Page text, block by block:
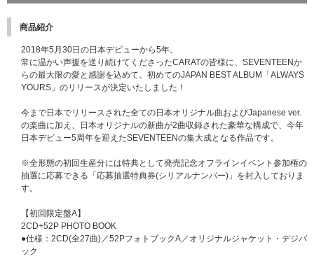
※発送の日程は変更になる場合がございます。あらかじめご了承ください。
■対象商品
SEVENTEEN / SEVENTEEN JAPAN BEST ALBUM「ALWAYS YOUR
S」【初回限定盤A】【公演記念ラッキードロー対象商品】
SEVENTEEN / SEVENTEEN JAPAN BEST ALBUM「ALWAYS YOUR
SEVENTEEN / SEVENTEEN JAPAN BEST ALBUM「ALWAYS YOUR
S」【初回限定盤C】【公演記念ラッキードロー対象商品】
SEVENTEEN / SEVENTEEN JAPAN BEST ALBUM「ALWAYS YOUR
SEVENTEEN / SEVENTEEN JAPAN BEST ALBUM「ALWAYS YOUR
S」【通常盤】【公演記念ラッキードロー対象商品】
SEVENTEEN / SEVENTEEN JAPAN BEST ALBUM「ALWAYS YOUR
S」【3形態（初回限定盤A・初回限定盤B・通常盤）セット】【公演記念ラ
ッキードロー対象商品】
商品紹介
2018年5月30日の日本デビューから5年。
常に温かい声援を送り続けてくださったCARATの皆様に、SEVENTEENか
らの最大限の愛と感謝を込めて。初めてのJAPAN BEST ALBUM「ALWAYS
YOURS」のリリースが決定いたしました！
今まで日本でリリースされた全ての日本オリジナル曲およびJapanese ver.
の楽曲に加え、日本オリジナルの新曲が2曲収録された豪華な構成で、今年
日本デビュー5周年を迎えたSEVENTEENの集大成となる作品です。
※全形態の初回生産分には特典として発売記念オフラインイベント参加権の
抽選に応募できる「応募抽選特典券(シリアルナンバー)」を封入しておりま
す。
【初回限定盤A】
2CD+52P PHOTO BOOK
●仕様：2CD(全27曲)／52PフォトブックA／オリジナルジャケット・デジパ
ック